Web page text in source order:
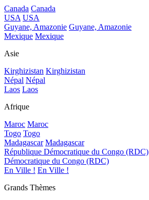
Canada Canada
USA USA
Guyane, Amazonie Guyane, Amazonie
Mexique Mexique
Asie
Kirghizistan Kirghizistan
Népal Népal
Laos Laos
Afrique
Maroc Maroc
Togo Togo
Madagascar Madagascar
République Démocratique du Congo (RDC)
Démocratique du Congo (RDC)
En Ville ! En Ville !
Grands Thèmes